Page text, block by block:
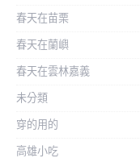
春天在苗栗
春天在蘭嶼
春天在雲林嘉義
未分類
穿的用的
高雄小吃